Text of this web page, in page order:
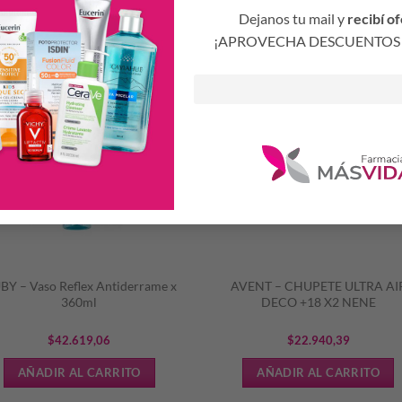
Dejanos tu mail y recibí
¡APROVECHA
– Vaso Reflex Antiderrame x
360ml
$42.619,06
AÑADIR AL CARRITO
AVENT – CHUPETE ULTRA
DECO +18 X2 NENE
$22.940,39
AÑADIR AL CARRITO